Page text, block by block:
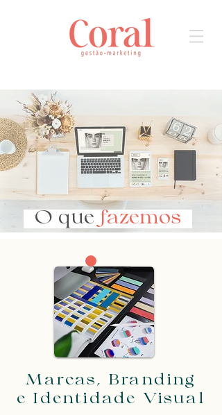
O que fazemos
Marcas, Branding
e Identidade Visual